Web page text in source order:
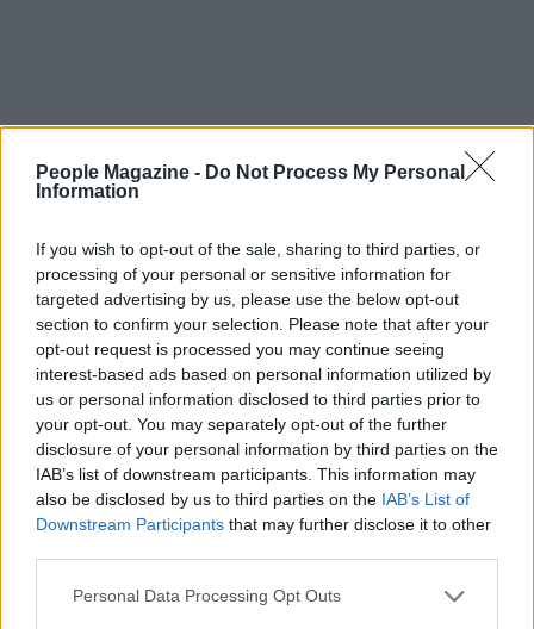
People Magazine - Do Not Process My Personal
Information
If you wish to opt-out of the sale, sharing to third parties, or
processing of your personal or sensitive information for
targeted advertising by us, please use the below opt-out
section to confirm your selection. Please note that after your
opt-out request is processed you may continue seeing
interest-based ads based on personal information utilized by
us or personal information disclosed to third parties prior to
your opt-out. You may separately opt-out of the further
disclosure of your personal information by third parties on the
IAB’s list of downstream participants. This information may
also be disclosed by us to third parties on the IAB’s List of
Downstream Participants that may further disclose it to other
Please note that this website/app uses one or more Google
Personal Data Processing Opt Outs
Continua a leggere
PEOPLE NEWS